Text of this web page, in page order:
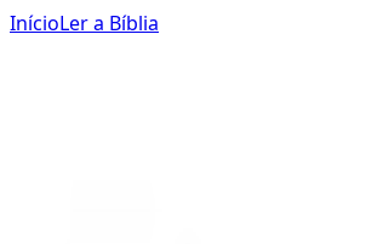
InícioLer a Bíblia